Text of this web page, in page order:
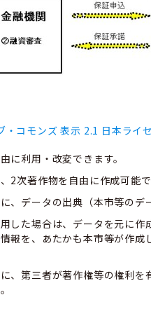
・コモンズ 表示 2.1 日本ライ
に利用・改変できます。
2次著作物を自由に作成可能で
、データの出典（本市等のデ
した場合は、データを元に
報を、あたかも本市等が作
、第三者が著作権等の権利